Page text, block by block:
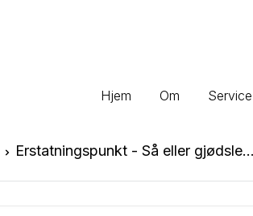
Hjem Om Service
Erstatningspunkt - Så eller gjødsle...